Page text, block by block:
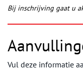
Bij inschrijving gaat u
Vul deze informatie